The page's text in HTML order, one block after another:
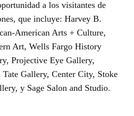
a los visitantes de
que incluye: Harvey B.
American Arts + Culture,
Art, Wells Fargo History
Projective Eye Gallery,
Gallery, Center City, Stoke
y Sage Salon and Studio.